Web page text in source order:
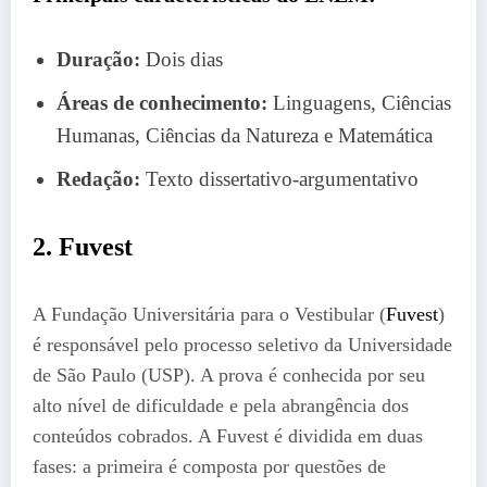
Duração: Dois dias
Áreas de conhecimento: Linguagens, Ciências
Humanas, Ciências da Natureza e Matemática
Redação: Texto dissertativo-argumentativo
2. Fuvest
A Fundação Universitária para o Vestibular (Fuvest)
é responsável pelo processo seletivo da Universidade
de São Paulo (USP). A prova é conhecida por seu
alto nível de dificuldade e pela abrangência dos
conteúdos cobrados. A Fuvest é dividida em duas
fases: a primeira é composta por questões de